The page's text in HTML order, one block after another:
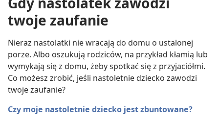
twoje zaufanie
Nieraz nastolatki nie wracają do domu o ustalonej
porze. Albo oszukują rodziców, na przykład kłamią lub
wymykają się z domu, żeby spotkać się z przyjaciółmi.
Co możesz zrobić, jeśli nastoletnie dziecko zawodzi
twoje zaufanie?
Czy moje nastoletnie dziecko jest zbuntowane?